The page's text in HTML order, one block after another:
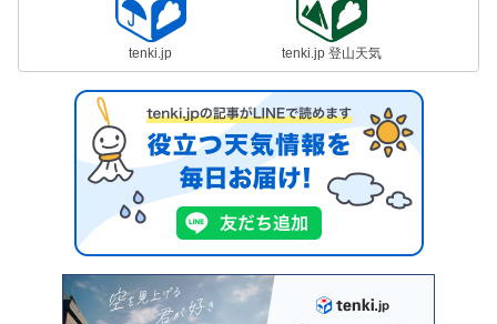
tenki.jp tenki.jp 登山天気